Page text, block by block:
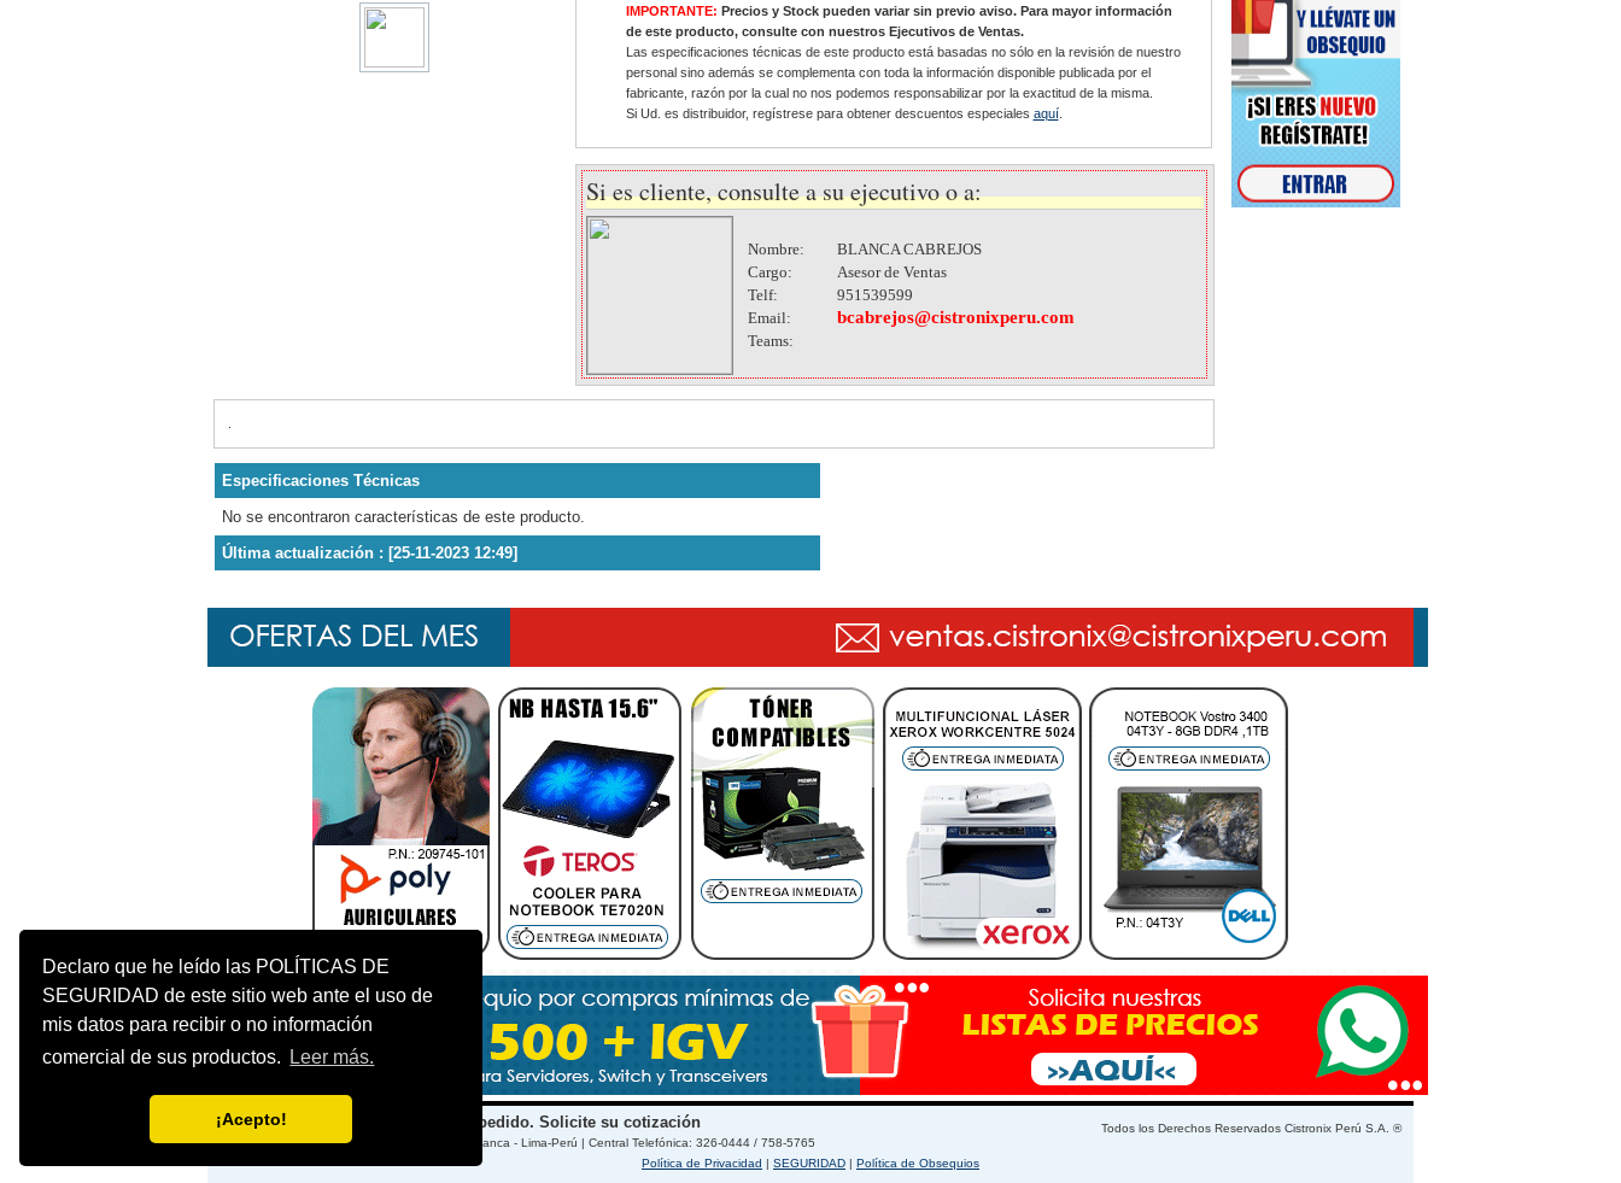
Declaro que he leído las POLÍTICAS DE
SEGURIDAD de este sitio web ante el uso de
mis datos para recibir o no información
comercial de sus productos.
Leer más.
¡Acepto!
IMPORTANTE: Precios y Stock pueden variar sin previo aviso. Para mayor información
de este producto, consulte con nuestros Ejecutivos de Ventas.
Las especificaciones técnicas de este producto está basadas no sólo en la revisión de nuestro
personal sino además se complementa con toda la información disponible publicada por el
fabricante, razón por la cual no nos podemos responsabilizar por la exactitud de la misma.
Si Ud. es distribuidor, regístrese para obtener descuentos especiales aquí.
Si es cliente, consulte a su ejecutivo o a:
Nombre:
BLANCA CABREJOS
Cargo:
Asesor de Ventas
Telf:
951539599
Email:
bcabrejos@cistronixperu.com
Teams:
Especificaciones Técnicas
No se encontraron características de este producto.
Última actualización : [25-11-2023 12:49]
Todos los Derechos Reservados Cistronix Perú S.A. ®
Se traen equipos y/o accesorios a pedido. Solicite su cotización
Av. Vía de Evitamiento 1615, Ate, Zona: Salamanca - Lima-Perú | Central Telefónica: 326-0444 / 758-5765
Política de Privacidad | SEGURIDAD | Política de Obsequios